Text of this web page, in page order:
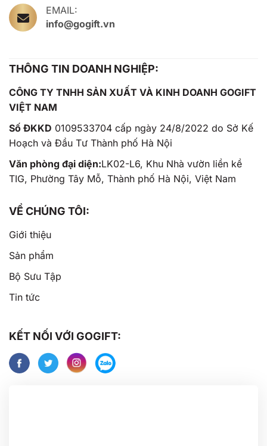
EMAIL:
info@gogift.vn
THÔNG TIN DOANH NGHIỆP:
CÔNG TY TNHH SẢN XUẤT VÀ KINH DOANH GOGIFT
VIỆT NAM
Số ĐKKD 0109533704 cấp ngày 24/8/2022 do Sở Kế
Hoạch và Đầu Tư Thành phố Hà Nội
Văn phòng đại diện:LK02-L6, Khu Nhà vườn liền kề
TIG, Phường Tây Mỗ, Thành phố Hà Nội, Việt Nam
VỀ CHÚNG TÔI:
Giới thiệu
Sản phẩm
Bộ Sưu Tập
Tin tức
KẾT NỐI VỚI GOGIFT: